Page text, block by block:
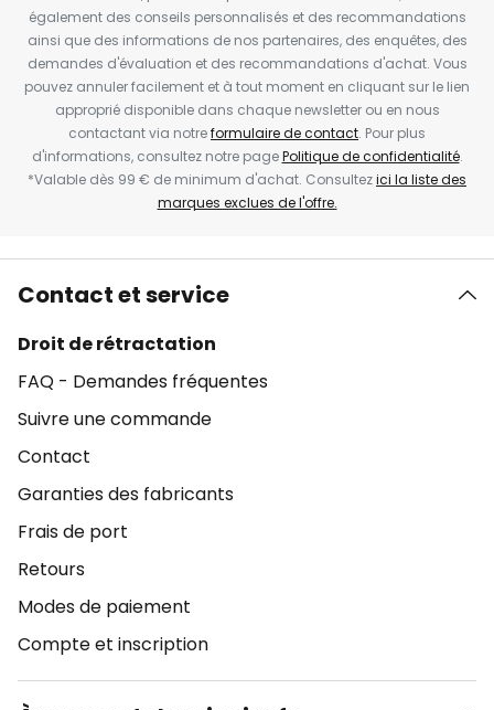
également des conseils personnalisés et des recommandations
ainsi que des informations de nos partenaires, des enquêtes, des
demandes d'évaluation et des recommandations d'achat. Vous
pouvez annuler facilement et à tout moment en cliquant sur le lien
approprié disponible dans chaque newsletter ou en nous
contactant via notreformulaire de contact. Pour plus
d'informations, consultez notre pagePolitique de confidentialité.
*Valable dès 99 € de minimum d'achat. Consultezici la liste des
marques exclues de l'offre.
Contact et service
Droit de rétractation
FAQ - Demandes fréquentes
Suivre une commande
Contact
Garanties des fabricants
Frais de port
Retours
Modes de paiement
Compte et inscription